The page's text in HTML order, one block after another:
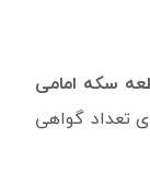
سکه امامی
تعداد گواهی